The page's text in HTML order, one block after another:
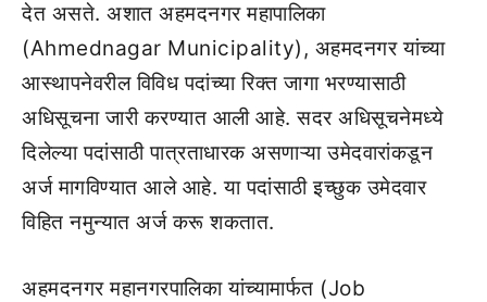
देत असते. अशात अहमदनगर महापालिका
(Ahmednagar Municipality), अहमदनगर यांच्या
आस्थापनेवरील विविध पदांच्या रिक्त जागा भरण्यासाठी
अधिसूचना जारी करण्यात आली आहे. सदर अधिसूचनेमध्ये
दिलेल्या पदांसाठी पात्रताधारक असणाऱ्या उमेदवारांकडून
अर्ज मागविण्यात आले आहे. या पदांसाठी इच्छुक उमेदवार
विहित नमुन्यात अर्ज करू शकतात.
अहमदनगर महानगरपालिका यांच्यामार्फत (Job